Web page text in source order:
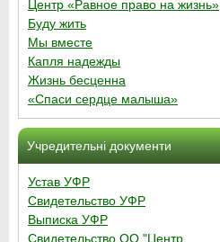
Центр «Равное право на жизнь»
Буду жить
Мы вместе
Капля надежды
Жизнь бесценна
«Спаси сердце малыша»
Учредительні документи
Устав УФР
Свидетельство УФР
Выписка УФР
Свидетельство ОО "Центр